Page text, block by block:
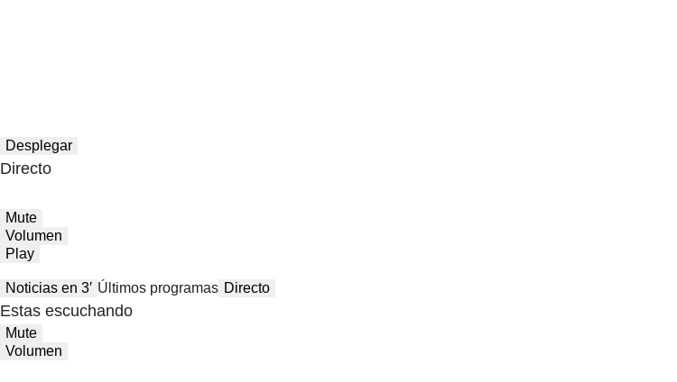
Desplegar
Directo
Mute
Volumen
Play
Noticias en 3′ Últimos programas Directo
Estas escuchando
Mute
Volumen